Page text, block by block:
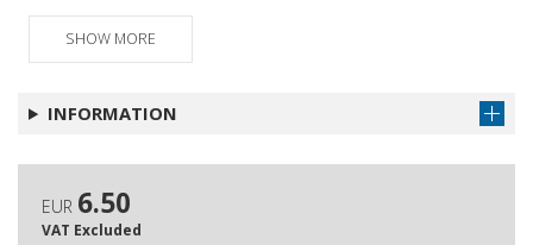
SHOW MORE
INFORMATION
EUR 6.50
VAT Excluded